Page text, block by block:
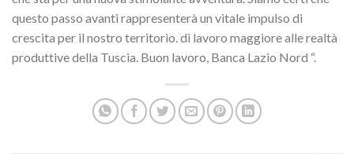
questo passo avanti rappresenterà un vitale impulso di
crescita per il nostro territorio. di lavoro maggiore alle realtà
produttive della Tuscia. Buon lavoro, Banca Lazio Nord “.